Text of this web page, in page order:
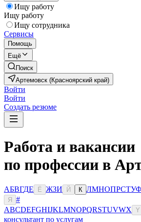
Ищу работу
Ищу работу
Ищу сотрудника
Сервисы
Помощь
Ещё
Поиск
Артемовск (Красноярский край)
Войти
Войти
Создать резюме
Работа и вакансии
по профессии в
АБВГДЕ Ё ЖЗИ Й К ЛМНОПРСТУФ
Я
#
ABCDEFGHIJKLMNOPQRSTUVWX Y
консультант по услугам